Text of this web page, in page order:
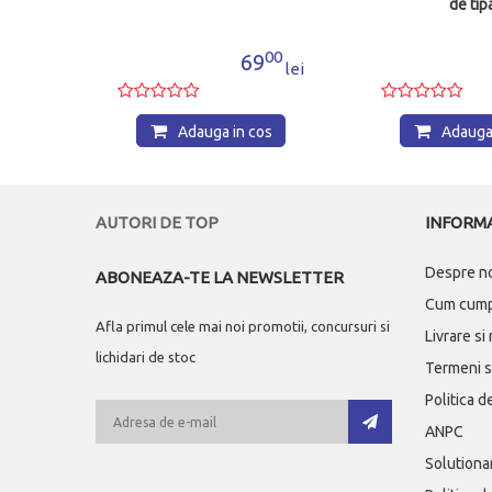
26
Adauga in cos
AUTORI DE TOP
ABONEAZA-TE LA NEWSLETTER
Afla primul cele mai noi promotii, concursuri si
lichidari de stoc
Despre
Cum
Livrare si
Termeni
Politica
ANPC